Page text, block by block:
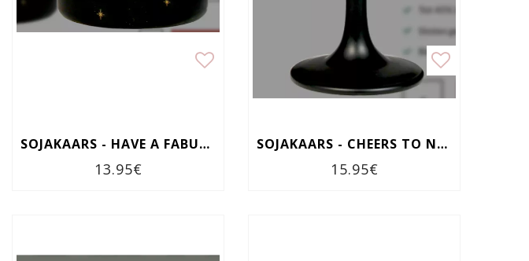
SOJAKAARS - HAVE A FABULOUS CHRISTMAS
13.95€
SOJAKAARS - CHEERS TO NEW YEARS
15.95€